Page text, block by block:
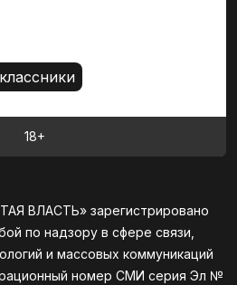
18+
ВЛАСТЬ» зарегистрировано
по надзору в сфере связи,
и массовых коммуникаций
номер СМИ серия Эл №